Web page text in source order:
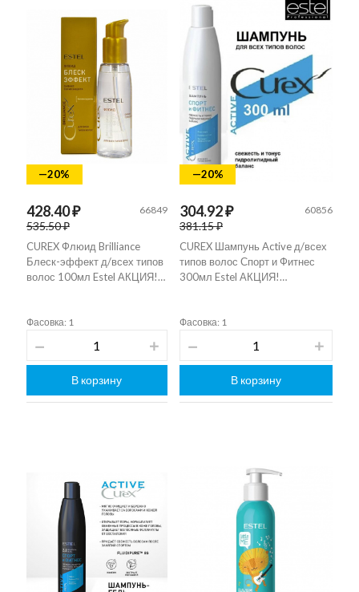
—20%
428.40 ₽
535.50 ₽
66849
CUREX Флюид Brilliance
Блеск-эффект д/всех типов
волос 100мл Estel АКЦИЯ!…
Фасовка: 1
В корзину
—20%
304.92 ₽
381.15 ₽
60856
CUREX Шампунь Active д/всех
типов волос Спорт и Фитнес
300мл Estel АКЦИЯ!…
Фасовка: 1
В корзину